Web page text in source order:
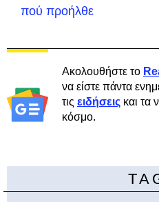
πού προήλθε
Ακολουθήστε το
να είστε πάντα
τις ειδήσεις και τα
κόσμο.